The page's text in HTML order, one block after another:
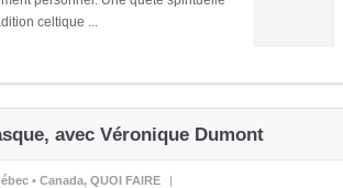
celtique ...
avec Véronique Dumont
• Canada, QUOI FAIRE |